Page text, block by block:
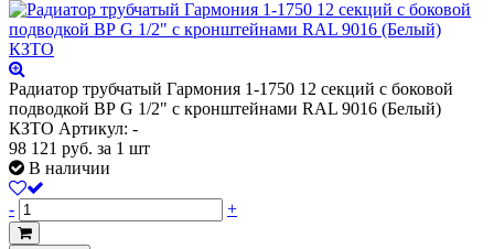
Радиатор трубчатый Гармония 1-1750 12 секций с боковой
подводкой ВР G 1/2" с кронштейнами RAL 9016 (Белый)
КЗТО Артикул: -
98 121 руб. за 1 шт
В наличии
- +